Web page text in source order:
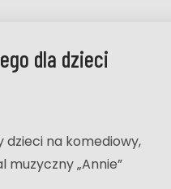
dla dzieci
dzieci na komediowy,
„Annie”